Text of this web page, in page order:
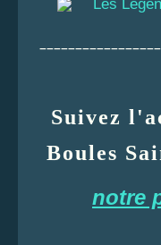
Les
Suivez
Boules
notre